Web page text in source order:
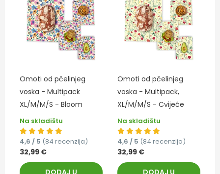
Omoti od pčelinjeg
voska - Multipack
XL/M/M/S - Bloom
Na skladištu
4,6 / 5 (84 recenzija)
32,99 €
Omoti od pčelinjeg
voska - Multipack,
XL/M/M/S - Cvijeće
Na skladištu
4,6 / 5 (84 recenzija)
32,99 €